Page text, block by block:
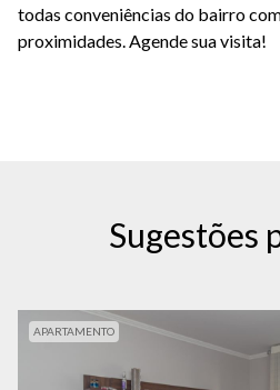
todas conveniências do bairro
proximidades.Agende sua visita!
Sugestões
APARTAMENTO